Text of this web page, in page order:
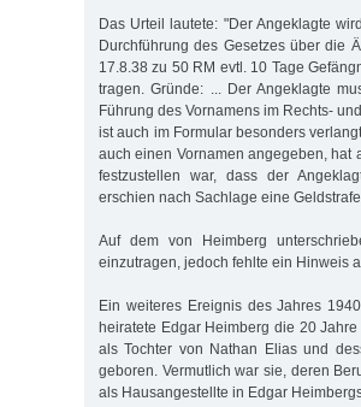
Das Urteil lautete: "Der Angeklagte
Durchführung des Gesetzes über die
17.8.38 zu 50 RM evtl. 10 Tage
tragen. Gründe: ... Der Angeklagte
Führung des Vornamens im Rechts-
ist auch im Formular besonders
auch einen Vornamen angegeben, hat
festzustellen war, dass der
erschien nach Sachlage eine
Auf dem von Heimberg
einzutragen, jedoch fehlte ein Hinweis
Ein weiteres Ereignis des Jahres
heiratete Edgar Heimberg die 20
als Tochter von Nathan Elias und
geboren. Vermutlich war sie, deren
als Hausangestellte in Edgar